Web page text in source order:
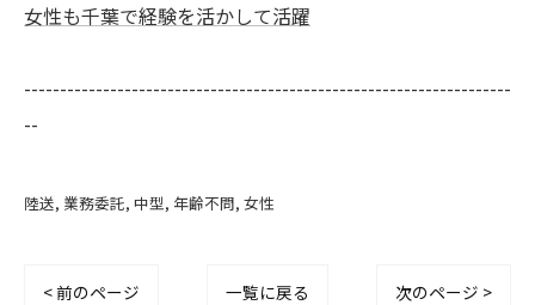
女性も千葉で経験を活かして活躍
--------------------------------------------------------------------
--
陸送 業務委託 中型 年齢不問 女性
< 前のページ 一覧に戻る 次のページ >